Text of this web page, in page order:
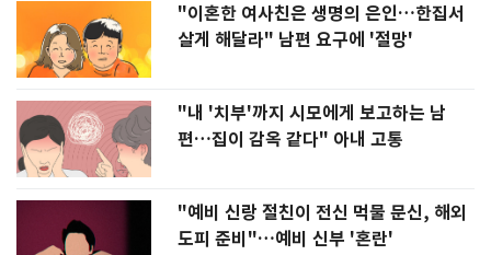
"이혼한 여사친은 생명의 은인…한집서
살게 해달라" 남편 요구에 '절망'
"내 '치부'까지 시모에게 보고하는 남
편…집이 감옥 같다" 아내 고통
"예비 신랑 절친이 전신 먹물 문신, 해외
도피 준비"…예비 신부 '혼란'